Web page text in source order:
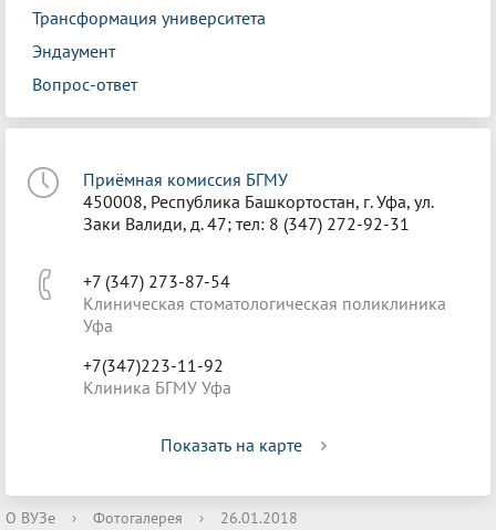
Трансформация университета
Эндаумент
Вопрос-ответ
Приёмная комиссия БГМУ
450008, Республика Башкортостан, г. Уфа, ул.
Заки Валиди, д. 47; тел: 8 (347) 272-92-31
+7 (347) 273-87-54
Клиническая стоматологическая поликлиника
Уфа
+7(347)223-11-92
Клиника БГМУ Уфа
Показать на карте
О ВУЗе › Фотогалерея › 26.01.2018